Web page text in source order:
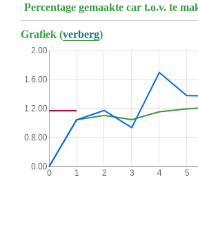
Percentage gemaakte car t.o.v. te
Grafiek (verberg)